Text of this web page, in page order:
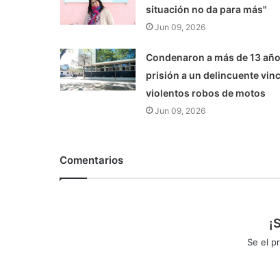
situación no da para más"
Jun 09, 2026
Condenaron a más de 13
prisión a un delincuente
violentos robos de motos
Jun 09, 2026
Comentarios
Se el